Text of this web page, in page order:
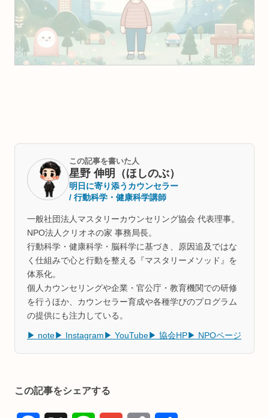
この記事を書いた人
星野 伸明（ほしのぶ）
明日に寄り添うカウンセラー
/ 行動科学・健康科学講師
一般社団法人マスタリーカウンセリング協会 代表理事。
NPO法人クリオネの家 事務局長。
行動科学・健康科学・脳科学に基づき、原因追及ではな
く仕組みで心と行動を整える『マスタリーメソッド』を
体系化。
個人カウンセリングや企業・官公庁・教育機関での研修
を行うほか、カウンセラー育成や各種学びのプログラム
の提供にも注力している。
▶ note▶ Instagram ▶ YouTube▶ 協会HP▶ NPOページ
この記事をシェアする